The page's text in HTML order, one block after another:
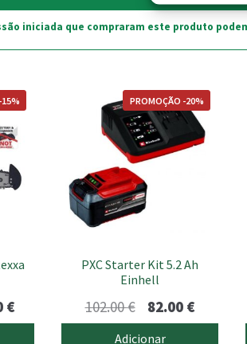
iniciada que compraram este produto
€
preço
PXC Starter Kit 5.2 Ah
Einhell
PROMOÇÃO -20%
102.00€
preço
82.00 €
preço
Adicionar